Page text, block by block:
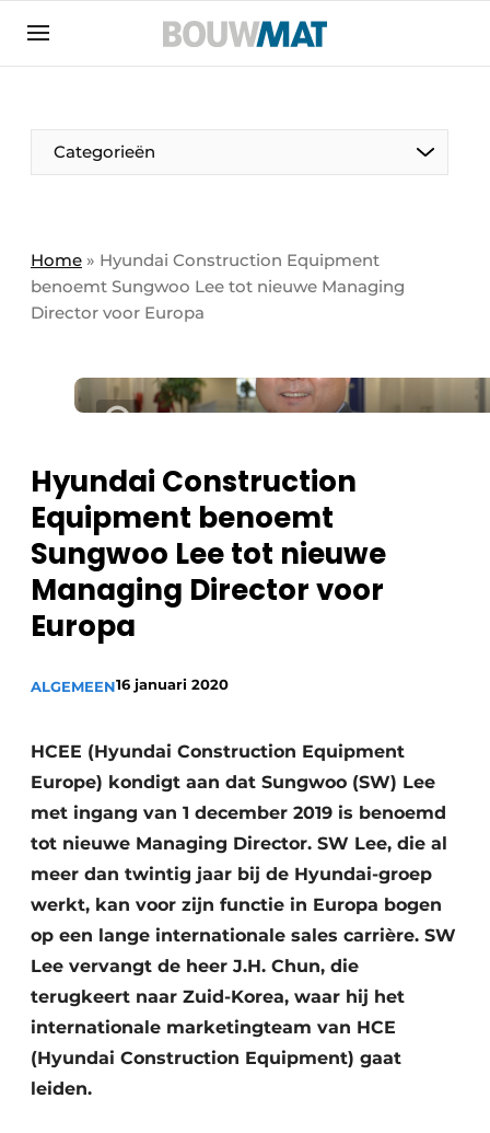
Aanmelden
Bedrijven
Bedrijven
Contact
Direct contact
Meest gelezen
Privacy / Cookie statement
Vacature aanmelden
Vacatures
Video’s
Categorieën
Home » Hyundai Construction Equipment
benoemt Sungwoo Lee tot nieuwe Managing
Director voor Europa
Hyundai Construction
Equipment benoemt
Sungwoo Lee tot nieuwe
Managing Director voor
Europa
ALGEMEEN16 januari 2020
HCEE (Hyundai Construction Equipment
Europe) kondigt aan dat Sungwoo (SW) Lee
met ingang van 1 december 2019 is benoemd
tot nieuwe Managing Director. SW Lee, die al
meer dan twintig jaar bij de Hyundai-groep
werkt, kan voor zijn functie in Europa bogen
op een lange internationale sales carrière. SW
Lee vervangt de heer J.H. Chun, die
terugkeert naar Zuid-Korea, waar hij het
internationale marketingteam van HCE
(Hyundai Construction Equipment) gaat
leiden.